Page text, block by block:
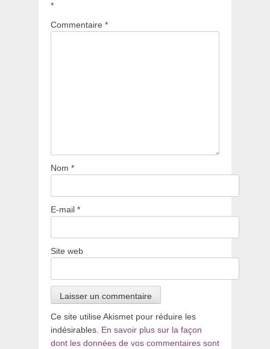
*
Commentaire *
Nom *
E-mail *
Site web
Ce site utilise Akismet pour réduire les
indésirables. En savoir plus sur la façon
dont les données de vos commentaires sont